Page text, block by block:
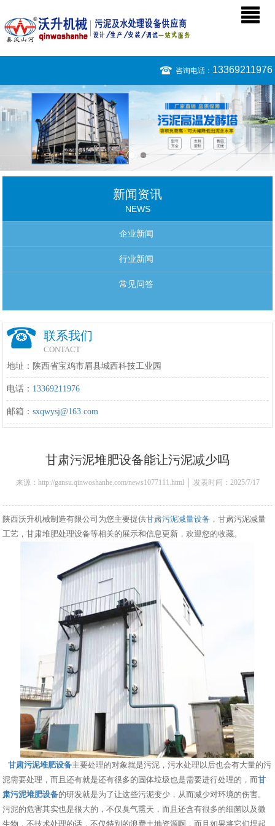
咨询电话： 13369211976
新闻资讯
NEWS
企业新闻
行业新闻
常见问答
联系我们
CONTACT
地址：陕西省宝鸡市眉县城西科技工业园
电话： 13369211976
邮箱：sxqwysj@163.com
甘肃污泥堆肥设备能让污泥减少吗
来源：http://gansu.qinwoshanhe.com/news1077111.html │ 发表时间：2025/7/17
陕西沃升机械制造有限公司为您主要提供甘肃污泥减量设备 ，甘肃污泥减量
工艺，甘肃堆肥处理设备等相关的展示和信息更新，欢迎您的收藏。
甘肃污泥堆肥设备主要处理的对象就是污泥，污水处理以后也会有大量的污
泥需要处理，而且还有就是还有很多的固体垃圾也是需要进行处理的，而甘
肃污泥堆肥设备的研发就是为了让这些污泥变少，从而减少对环境的伤害。
污泥的危害其实也是很大的，不仅臭气熏天，而且还含有很多的细菌以及微
生物，不技术处理的话，不仅特别的浪费土地资源啊，而且如果将它们埋起